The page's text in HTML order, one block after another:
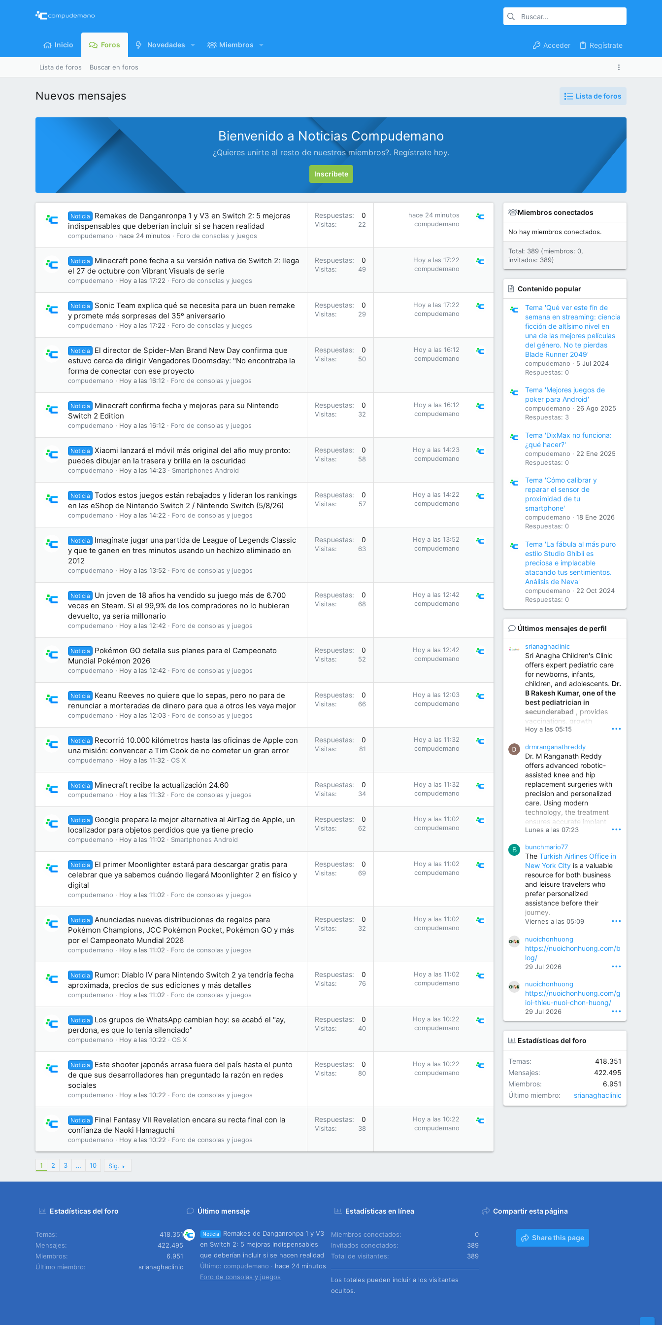
Inicio Foros Novedades Miembros Acceder Regístrate
Lista de foros Buscar en foros
Nuevos mensajes Lista de foros
Bienvenido a Noticias Compudemano
¿Quieres unirte al resto de nuestros miembros?. Regístrate hoy.
Inscríbete
Noticia
Remakes de Danganronpa 1 y V3 en Switch 2: 5 mejoras
indispensables que deberían incluir si se hacen realidad
compudemano hace 24 minutos Foro de consolas y juegos
Respuestas 0
Visitas 22
hace 24 minutos
compudemano
Noticia
Minecraft pone fecha a su versión nativa de Switch 2: llega
el 27 de octubre con Vibrant Visuals de serie
compudemano Hoy a las 17:22 Foro de consolas y juegos
Respuestas 0
Visitas 49
Hoy a las 17:22
compudemano
Noticia
Sonic Team explica qué se necesita para un buen remake
y promete más sorpresas del 35º aniversario
compudemano Hoy a las 17:22 Foro de consolas y juegos
Respuestas 0
Visitas 29
Hoy a las 17:22
compudemano
Noticia
El director de Spider-Man Brand New Day confirma que
estuvo cerca de dirigir Vengadores Doomsday: "No encontraba la
forma de conectar con ese proyecto
compudemano Hoy a las 16:12 Foro de consolas y juegos
Respuestas 0
Visitas 50
Hoy a las 16:12
compudemano
Noticia
Minecraft confirma fecha y mejoras para su Nintendo
Switch 2 Edition
compudemano Hoy a las 16:12 Foro de consolas y juegos
Respuestas 0
Visitas 32
Hoy a las 16:12
compudemano
Noticia
Xiaomi lanzará el móvil más original del año muy pronto:
puedes dibujar en la trasera y brilla en la oscuridad
compudemano Hoy a las 14:23 Smartphones Android
Respuestas 0
Visitas 58
Hoy a las 14:23
compudemano
Noticia
Todos estos juegos están rebajados y lideran los rankings
en las eShop de Nintendo Switch 2 / Nintendo Switch (5/8/26)
compudemano Hoy a las 14:22 Foro de consolas y juegos
Respuestas 0
Visitas 57
Hoy a las 14:22
compudemano
Noticia
Imagínate jugar una partida de League of Legends Classic
y que te ganen en tres minutos usando un hechizo eliminado en
2012
compudemano Hoy a las 13:52 Foro de consolas y juegos
Respuestas 0
Visitas 63
Hoy a las 13:52
compudemano
Noticia
Un joven de 18 años ha vendido su juego más de 6.700
veces en Steam. Si el 99,9% de los compradores no lo hubieran
devuelto, ya sería millonario
compudemano Hoy a las 12:42 Foro de consolas y juegos
Respuestas 0
Visitas 68
Hoy a las 12:42
compudemano
Noticia
Pokémon GO detalla sus planes para el Campeonato
Mundial Pokémon 2026
compudemano Hoy a las 12:42 Foro de consolas y juegos
Respuestas 0
Visitas 52
Hoy a las 12:42
compudemano
Noticia
Keanu Reeves no quiere que lo sepas, pero no para de
renunciar a morteradas de dinero para que a otros les vaya mejor
compudemano Hoy a las 12:03 Foro de consolas y juegos
Respuestas 0
Visitas 66
Hoy a las 12:03
compudemano
Noticia
Recorrió 10.000 kilómetros hasta las oficinas de Apple con
una misión: convencer a Tim Cook de no cometer un gran error
compudemano Hoy a las 11:32 OS X
Respuestas 0
Visitas 81
Hoy a las 11:32
compudemano
Noticia Minecraft recibe la actualización 24.60
compudemano Hoy a las 11:32 Foro de consolas y juegos
Respuestas 0
Visitas 34
Hoy a las 11:32
compudemano
Noticia
Google prepara la mejor alternativa al AirTag de Apple, un
localizador para objetos perdidos que ya tiene precio
compudemano Hoy a las 11:02 Smartphones Android
Respuestas 0
Visitas 62
Hoy a las 11:02
compudemano
Noticia
El primer Moonlighter estará para descargar gratis para
celebrar que ya sabemos cuándo llegará Moonlighter 2 en físico y
digital
compudemano Hoy a las 11:02 Foro de consolas y juegos
Respuestas 0
Visitas 69
Hoy a las 11:02
compudemano
Noticia
Anunciadas nuevas distribuciones de regalos para
Pokémon Champions, JCC Pokémon Pocket, Pokémon GO y más
por el Campeonato Mundial 2026
compudemano Hoy a las 11:02 Foro de consolas y juegos
Respuestas 0
Visitas 32
Hoy a las 11:02
compudemano
Noticia
Rumor: Diablo IV para Nintendo Switch 2 ya tendría fecha
aproximada, precios de sus ediciones y más detalles
compudemano Hoy a las 11:02 Foro de consolas y juegos
Respuestas 0
Visitas 76
Hoy a las 11:02
compudemano
Noticia
Los grupos de WhatsApp cambian hoy: se acabó el "ay,
perdona, es que lo tenía silenciado"
compudemano Hoy a las 10:22 OS X
Respuestas 0
Visitas 40
Hoy a las 10:22
compudemano
Noticia
Este shooter japonés arrasa fuera del país hasta el punto
de que sus desarrolladores han preguntado la razón en redes
sociales
compudemano Hoy a las 10:22 Foro de consolas y juegos
Respuestas 0
Visitas 80
Hoy a las 10:22
compudemano
Noticia
Final Fantasy VII Revelation encara su recta final con la
confianza de Naoki Hamaguchi
compudemano Hoy a las 10:22 Foro de consolas y juegos
Respuestas 0
Visitas 38
Hoy a las 10:22
compudemano
1 2 3 … 10 Sig.
Miembros conectados
No hay miembros conectados.
Total: 389 (miembros: 0,
invitados: 389)
Contenido popular
Tema 'Qué ver este fin de
semana en streaming: ciencia
ficción de altísimo nivel en
una de las mejores películas
del género. No te pierdas
Blade Runner 2049'
compudemano
5 Jul 2024
Respuestas: 0
Tema 'Mejores juegos de
poker para Android'
compudemano
26 Ago 2025
Respuestas: 3
Tema 'DixMax no funciona:
¿qué hacer?'
compudemano
22 Ene 2025
Respuestas: 0
Tema 'Cómo calibrar y
reparar el sensor de
proximidad de tu
smartphone'
compudemano
18 Ene 2026
Respuestas: 0
Tema 'La fábula al más puro
estilo Studio Ghibli es
preciosa e implacable
atacando tus sentimientos.
Análisis de Neva'
compudemano
22 Oct 2024
Respuestas: 0
Últimos mensajes de perfil
srianaghaclinic
Sri Anagha Children's Clinic
offers expert pediatric care
for newborns, infants,
children, and adolescents. Dr.
B Rakesh Kumar, one of the
best pediatrician in
secunderabad , provides
vaccinations, growth
monitoring, newborn care,
illnesses, nutrition guidance,
and preventive healthcare in
a child-friendly environment.
Children Hospital in Secunderabad | Best Pediatrician in Hyderabad | Neonatologist in Medchal
Our pediatrician and
Neonatologist team at...
www.srianaghaclinic.com
Hoy a las 05:15 •••
drmranganathreddy
Dr. M Ranganath Reddy
offers advanced robotic-
assisted knee and hip
replacement surgeries with
precision and personalized
care. Using modern
technology, the treatment
ensures accurate implant
placement, reduced pain,
improved joint function,
helping patients return to an
active and comfortable
lifestyle.
Orthopedic Surgeon in Kondapur | Best Orthopedic Doctor in Kondapur | Dr. M. Ranganath Reddy
Consult Dr. M. Ranganath
Reddy, the best...
www.drranganathreddy.co
m
Lunes a las 07:23 •••
B bunchmario77
The Turkish Airlines Office in
New York City is a valuable
resource for both business
and leisure travelers who
prefer personalized
assistance before their
journey.
Viernes a las 05:09 •••
nuoichonhuong
https://nuoichonhuong.com/b
log/
29 Jul 2026 •••
nuoichonhuong
https://nuoichonhuong.com/g
ioi-thieu-nuoi-chon-huong/
29 Jul 2026 •••
Estadísticas del foro
Temas
418.351
Mensajes
422.495
Miembros
6.951
Último miembro
srianaghaclinic
Estadísticas del foro
Temas
418.351
Mensajes
422.495
Miembros
6.951
Último miembro
srianaghaclinic
Último mensaje
Noticia
Remakes de Danganronpa 1 y V3
en Switch 2: 5 mejoras indispensables
que deberían incluir si se hacen realidad
Último: compudemano
hace 24 minutos
Foro de consolas y juegos
Estadísticas en línea
Miembros conectados
0
Invitados conectados
389
Total de visitantes
389
Los totales pueden incluir a los visitantes
ocultos.
Compartir esta página
Share this page